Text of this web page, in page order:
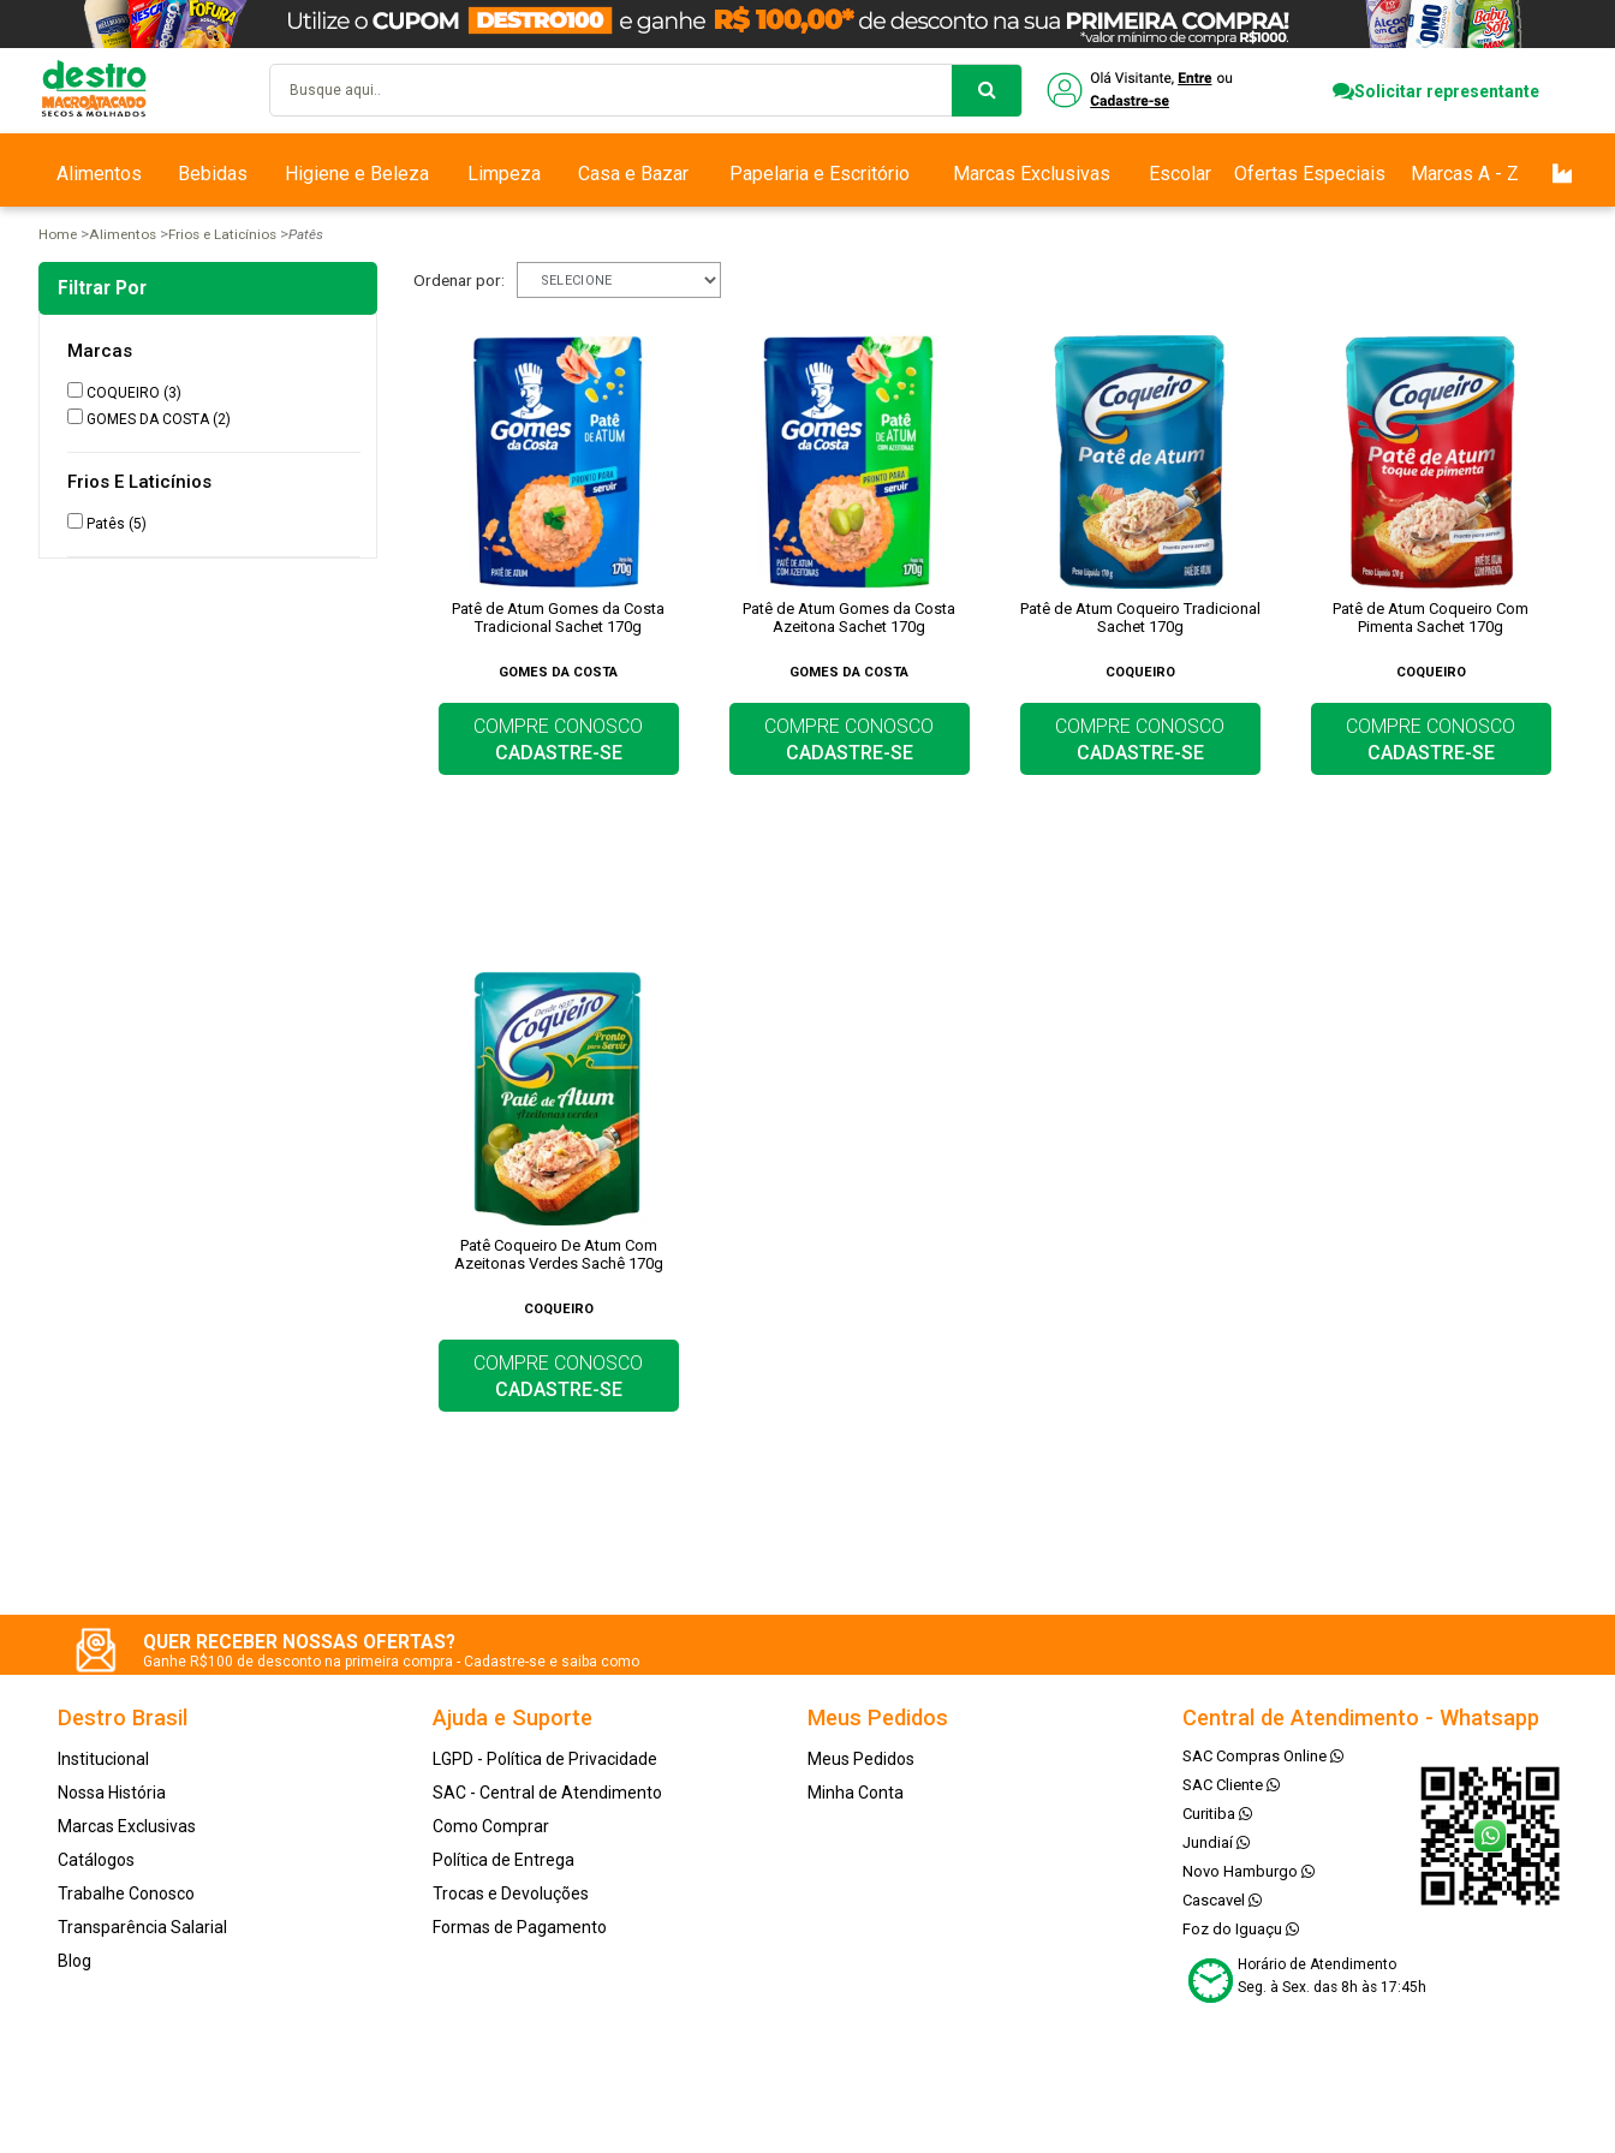
Solicitar representante
Alimentos Bebidas Higiene e Beleza Limpeza Casa e Bazar Papelaria e Escritório Marcas Exclusivas Escolar Ofertas Especiais Marcas A - Z
Home Alimentos Frios e Laticínios Patês
Filtrar Por
Marcas
COQUEIRO (3)
GOMES DA COSTA(2)
Frios E Laticínios
Patês (5)
Ordenar por:
Patê de Atum Gomes da Costa
Tradicional Sachet 170g
GOMES DA COSTA
COMPRE CONOSCO
CADASTRE-SE
Patê de Atum Gomes da Costa
Azeitona Sachet 170g
GOMES DA COSTA
COMPRE CONOSCO
CADASTRE-SE
Patê de Atum Coqueiro Tradicional
Sachet 170g
COQUEIRO
COMPRE CONOSCO
CADASTRE-SE
Patê de Atum Coqueiro Com
Pimenta Sachet 170g
COQUEIRO
COMPRE CONOSCO
CADASTRE-SE
Patê Coqueiro De Atum Com
Azeitonas Verdes Sachê 170g
COQUEIRO
COMPRE CONOSCO
CADASTRE-SE
QUER RECEBER NOSSAS OFERTAS?
Ganhe R$100 de desconto na primeira compra - Cadastre-se e saiba como
Destro Brasil
Institucional
Nossa História
Marcas Exclusivas
Catálogos
Trabalhe Conosco
Transparência Salarial
Blog
Ajuda e Suporte
LGPD - Política de Privacidade
SAC - Central de Atendimento
Como Comprar
Política de Entrega
Trocas e Devoluções
Formas de Pagamento
Meus Pedidos
Meus Pedidos
Minha Conta
Central de Atendimento - Whatsapp
SAC Compras Online
SAC Cliente
Curitiba
Jundiaí
Novo Hamburgo
Cascavel
Foz do Iguaçu
Horário de Atendimento
Seg. à Sex. das 8h às 17:45h